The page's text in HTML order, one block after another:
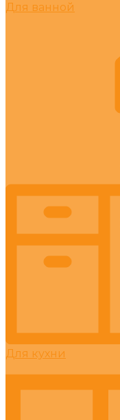
Для ванной
Для кухни